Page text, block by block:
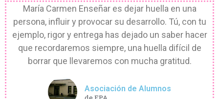
María Carmen Enseñar es dejar huella en una
persona, influir y provocar su desarrollo. Tú, con tu
ejemplo, rigor y entrega has dejado un saber hacer
que recordaremos siempre, una huella difícil de
borrar que llevaremos con mucha gratitud.
Asociación de Alumnos